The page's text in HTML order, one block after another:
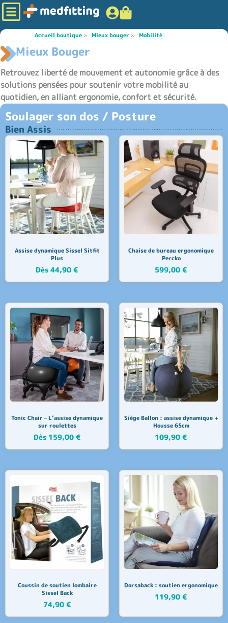
Accueil boutique » Mieux bouger » Mobilité
Mieux Bouger
Retrouvez liberté de mouvement et autonomie grâce à des
solutions pensées pour soutenir votre mobilité au
quotidien, en alliant ergonomie, confort et sécurité.
Soulager son dos / Posture
Bien Assis
Assise dynamique Sissel Sitfit
Plus
Dès 44,90 €
Chaise de bureau ergonomique
Percko
599,00 €
Tonic Chair – L’assise dynamique
sur roulettes
Dès 159,00 €
Siège Ballon : assise dynamique +
Housse 65cm
109,90 €
Coussin de soutien lombaire
Sissel Back
74,90 €
Dorsaback : soutien ergonomique
119,90 €